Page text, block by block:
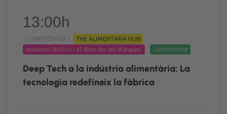
13:00h
CONFERÈNCIA |
THE ALIMENTARIA HUB
Innovació (R+D+i) i el Valor de les Marques
Sostenibilitat
Deep Tech a la indústria alimentària: La
tecnologia redefineix la fàbrica